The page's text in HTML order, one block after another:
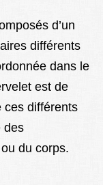
d’un
différents
dans le
est de
ces différents
des
du corps.